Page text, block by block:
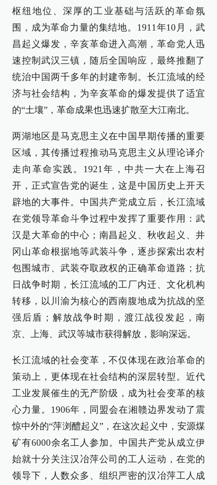
枢纽地位、深厚的工业基础与活跃的革命氛
围，成为革命力量的集结地。1911年10月，武
昌起义爆发，辛亥革命进入高潮，革命党人迅
速控制武汉三镇，随后全国响应，最终推翻了
统治中国两千多年的封建帝制。长江流域的经
济与社会结构，为辛亥革命的爆发提供了适宜
的“土壤”，革命成果也迅速扩散至大江南北。
两湖地区是马克思主义在中国早期传播的重要
区域，其传播过程推动马克思主义从理论译介
走向革命实践。1921年，中共一大在上海召
开，正式宣告党的诞生，这是中国历史上开天
辟地的大事件。中国共产党成立后，长江流域
在党领导革命斗争过程中发挥了重要作用：武
汉是大革命的中心；南昌起义、秋收起义、井
冈山革命根据地等武装斗争，逐步探索出农村
包围城市、武装夺取政权的正确革命道路；抗
日战争时期，长江流域的工厂内迁、文化机构
转移，以川渝为核心的西南腹地成为抗战的坚
强后盾；解放战争时期，渡江战役发起，南
京、上海、武汉等城市获得解放，影响深远。
长江流域的社会变革，不仅体现在政治革命的
策动上，更体现在社会结构的深层转型。近代
工业发展催生的无产阶级，成为社会变革的核
心力量。1906年，同盟会在湘赣边界发动了震
惊中外的“萍浏醴起义”，在这次起义中，安源煤
矿有6000余名工人参加。中国共产党从成立伊
始就十分关注汉冶萍公司的工人运动，在党的
领导下，人数众多、组织严密的汉冶萍工人成